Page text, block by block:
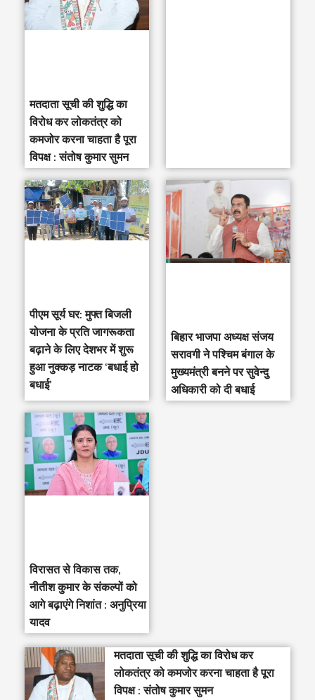
मतदाता सूची की शुद्धि का
विरोध कर लोकतंत्र को
कमजोर करना चाहता है पूरा
विपक्ष : संतोष कुमार सुमन
पीएम सूर्य घर: मुफ्त बिजली
योजना के प्रति जागरूकता
बढ़ाने के लिए देशभर में शुरू
हुआ नुक्कड़ नाटक ‘बधाई हो
बधाई’
‎बिहार भाजपा अध्यक्ष संजय
सरावगी ने पश्चिम बंगाल के
मुख्यमंत्री बनने पर सुवेन्दु
अधिकारी को दी बधाई
विरासत से विकास तक,
नीतीश कुमार के संकल्पों को
आगे बढ़ाएंगे निशांत : अनुप्रिया
यादव
मतदाता सूची की शुद्धि का विरोध कर
लोकतंत्र को कमजोर करना चाहता है पूरा
विपक्ष : संतोष कुमार सुमन